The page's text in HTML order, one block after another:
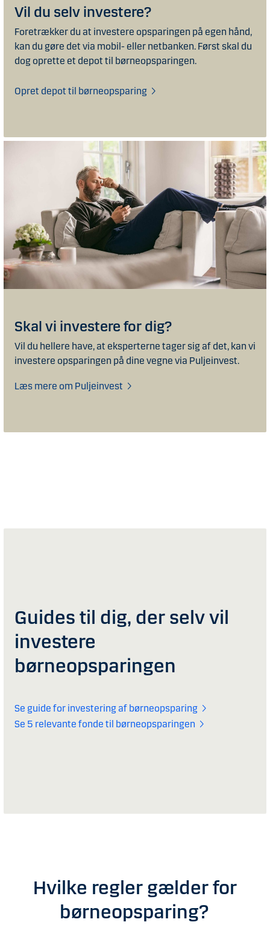
Vil du selv investere?
Foretrækker du at investere opsparingen på egen hånd,
kan du gøre det via mobil- eller netbanken. Først skal du
dog oprette et depot til børneopsparingen.
Opret depot til børneopsparing
Skal vi investere for dig?
Vil du hellere have, at eksperterne tager sig af det, kan vi
investere opsparingen på dine vegne via Puljeinvest.
Læs mere om Puljeinvest
Guides til dig, der selv vil
investere
børneopsparingen
Se guide for investering af børneopsparing
Se 5 relevante fonde til børneopsparingen
Hvilke regler gælder for
børneopsparing?